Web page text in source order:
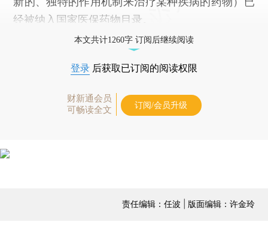
经被纳入国家医保药物目录。
本文共计1260字 订阅后继续阅读
登录 后获取已订阅的阅读权限
财新通会员
可畅读全文
订阅/会员升级
责任编辑：任波 | 版面编辑：许金玲